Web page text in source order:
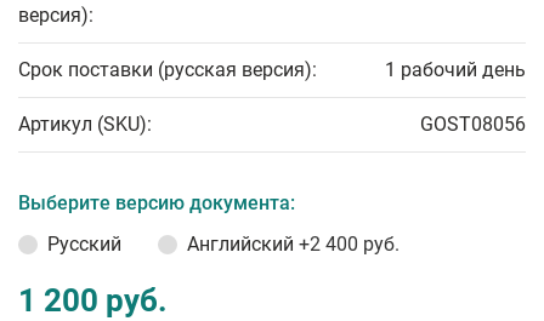
версия):
Срок поставки (русская версия): 1 рабочий день
Артикул (SKU): GOST08056
Выберите версию документа:
Русский
Английский +2 400 руб.
1 200 руб.